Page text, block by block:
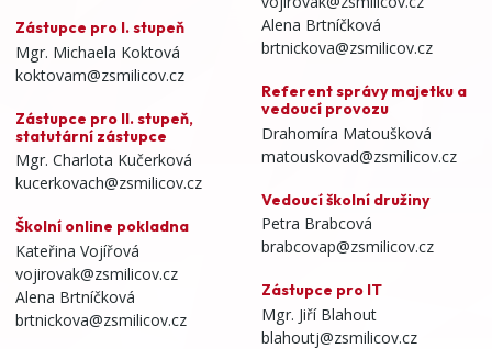
Zástupce pro I. stupeň
Mgr. Michaela Koktová
koktovam@zsmilicov.cz
Zástupce pro II. stupeň,
statutární zástupce
Mgr. Charlota Kučerková
kucerkovach@zsmilicov.cz
Školní online pokladna
Kateřina Vojířová
vojirovak@zsmilicov.cz
Alena Brtníčková
brtnickova@zsmilicov.cz
Alena Brtníčková
brtnickova@zsmilicov.cz
Referent správy majetku a
vedoucí provozu
Drahomíra Matoušková
matouskovad@zsmilicov.cz
Vedoucí školní družiny
Petra Brabcová
brabcovap@zsmilicov.cz
Zástupce pro IT
Mgr. Jiří Blahout
blahoutj@zsmilicov.cz